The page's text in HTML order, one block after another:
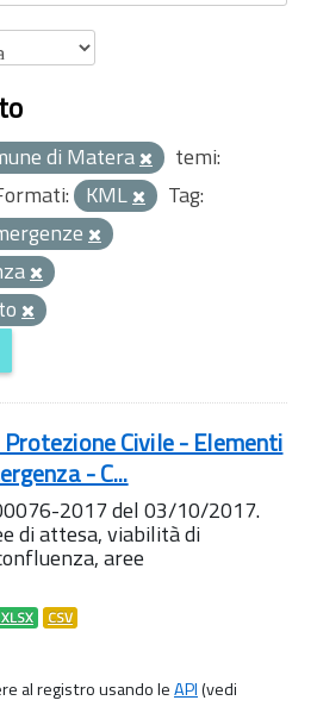
di Matera
temi:
KML
Tag:
Civile - Elementi
- C...
2017 del 03/10/2017.
di attesa, viabilità di
aree
CSV
al registro usando leAPI(vedi